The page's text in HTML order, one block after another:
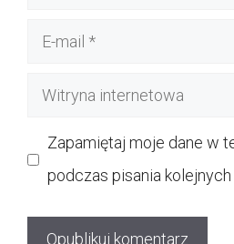
Witryna
Zapamiętaj moje dane w
podczas pisania